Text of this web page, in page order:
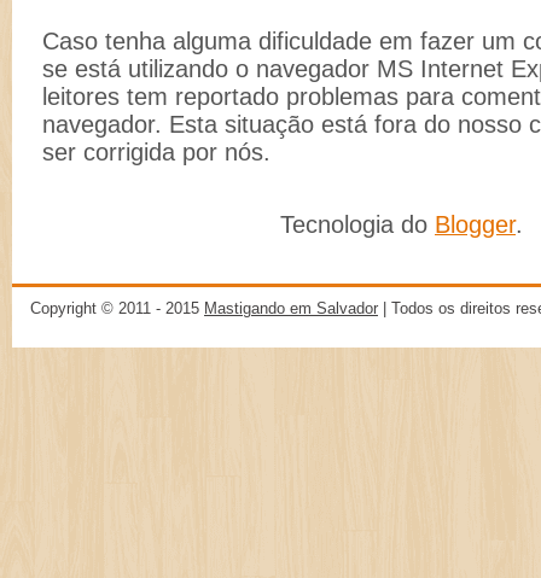
Caso tenha alguma dificuldade em fazer um
se está utilizando o navegador MS Internet
leitores tem reportado problemas para
navegador. Esta situação está fora do nosso
ser corrigida por nós.
Tecnologia do Blogger.
Copyright © 2011 - 2015 Mastigando em Salvador | Todos os direitos